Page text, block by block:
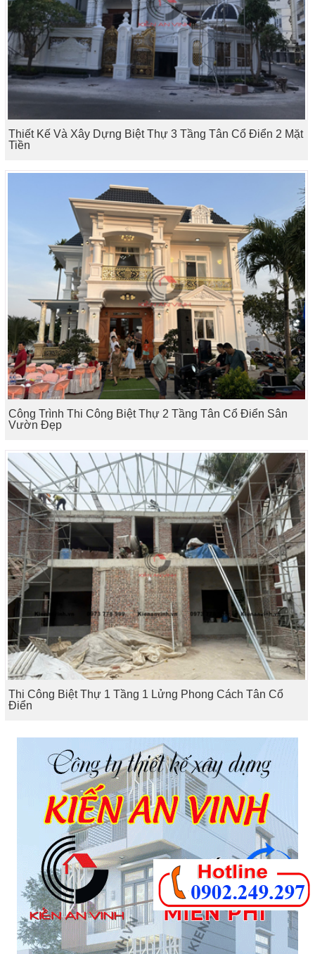
Thiết Kế Và Xây Dựng Biệt Thự 3 Tầng Tân Cổ Điển 2 Mặt
Tiền
Công Trình Thi Công Biệt Thự 2 Tầng Tân Cổ Điển Sân
Vườn Đẹp
Thi Công Biệt Thự 1 Tầng 1 Lửng Phong Cách Tân Cổ
Điển